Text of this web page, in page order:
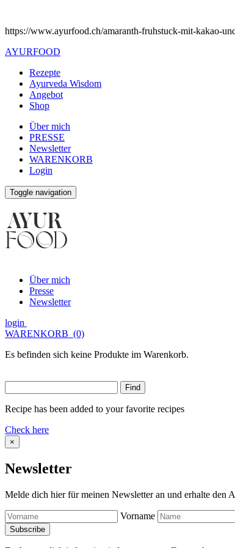
https://www.ayurfood.ch/amaranth-fruhstuck-mit-kakao-
AYURFOOD
Rezepte
Ayurveda Wisdom
Angebot
Shop
Über mich
PRESSE
Newsletter
WARENKORB
Login
Toggle navigation
Über mich
Presse
Newsletter
login
WARENKORB (0)
Es befinden sich keine Produkte im Warenkorb.
Recipe has been added to your favorite recipes
Check here
×
Newsletter
Melde dich hier für meinen Newsletter an und erhalte den
Vorname